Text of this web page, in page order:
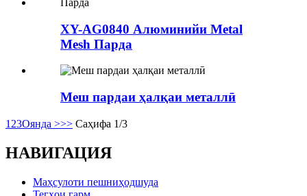
XY-AG0840 Алюминийи Metal
Mesh Парда
Меш пардаи ҳалқаи металлӣ
1 23Оянда >>> Саҳифа 1/3
НАВИГАЦИЯ
Маҳсулоти пешниҳодшуда